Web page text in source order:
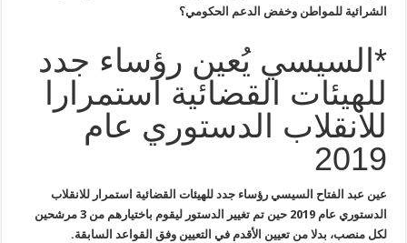
الشرائية للمواطن وخفض الدعم الحكومي؟
*السيسي يُعين رؤساء جدد
للهيئات القضائية استمرارا
للانقلاب الدستوري عام
2019
عين عبد الفتاح السيسي رؤساء جدد للهيئات القضائية استمرار للانقلاب
الدستوري عام 2019
حين تم تغيير الدستور ليقوم باختيارهم من 3 مرشحين
لكل منصب، بدلا من تعيين الأقدم في التعيين وفق القواعد السابقة.